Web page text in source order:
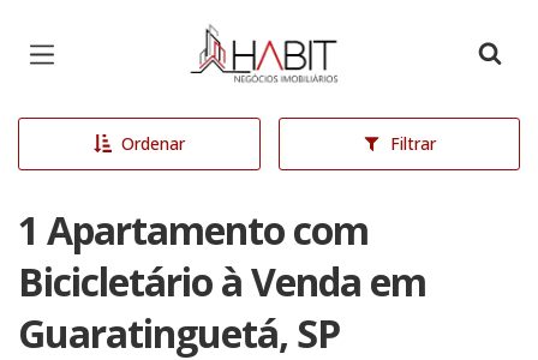
Página inicial
Ordenar Filtrar
1 Apartamento com
Bicicletário à Venda em
Guaratinguetá, SP